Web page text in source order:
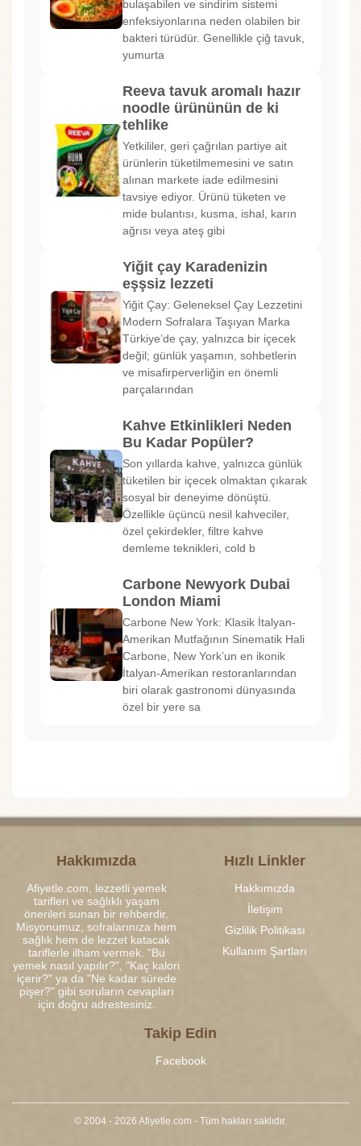
bulaşabilen ve sindirim sistemi
enfeksiyonlarına neden olabilen bir
bakteri türüdür. Genellikle çiğ tavuk,
yumurta
Reeva tavuk aromalı hazır
noodle ürününün de ki
tehlike
Yetkililer, geri çağrılan partiye ait
ürünlerin tüketilmemesini ve satın
alınan markete iade edilmesini
tavsiye ediyor. Ürünü tüketen ve
mide bulantısı, kusma, ishal, karın
ağrısı veya ateş gibi
Yiğit çay Karadenizin
eşşsiz lezzeti
Yiğit Çay: Geleneksel Çay Lezzetini
Modern Sofralara Taşıyan Marka
Türkiye’de çay, yalnızca bir içecek
değil; günlük yaşamın, sohbetlerin
ve misafirperverliğin en önemli
parçalarından
Kahve Etkinlikleri Neden
Bu Kadar Popüler?
Son yıllarda kahve, yalnızca günlük
tüketilen bir içecek olmaktan çıkarak
sosyal bir deneyime dönüştü.
Özellikle üçüncü nesil kahveciler,
özel çekirdekler, filtre kahve
demleme teknikleri, cold b
Carbone Newyork Dubai
London Miami
Carbone New York: Klasik İtalyan-
Amerikan Mutfağının Sinematik Hali
Carbone, New York’un en ikonik
İtalyan-Amerikan restoranlarından
biri olarak gastronomi dünyasında
özel bir yere sa
Hakkımızda
Afiyetle.com, lezzetli yemek
tarifleri ve sağlıklı yaşam
önerileri sunan bir rehberdir.
Misyonumuz, sofralarınıza hem
sağlık hem de lezzet katacak
tariflerle ilham vermek. "Bu
yemek nasıl yapılır?", "Kaç kalori
içerir?" ya da "Ne kadar sürede
pişer?" gibi soruların cevapları
için doğru adrestesiniz.
Hızlı Linkler
Hakkımızda
İletişim
Gizlilik Politikası
Kullanım Şartları
Takip Edin
Facebook
© 2004 - 2026 Afiyetle.com - Tüm hakları saklıdır.